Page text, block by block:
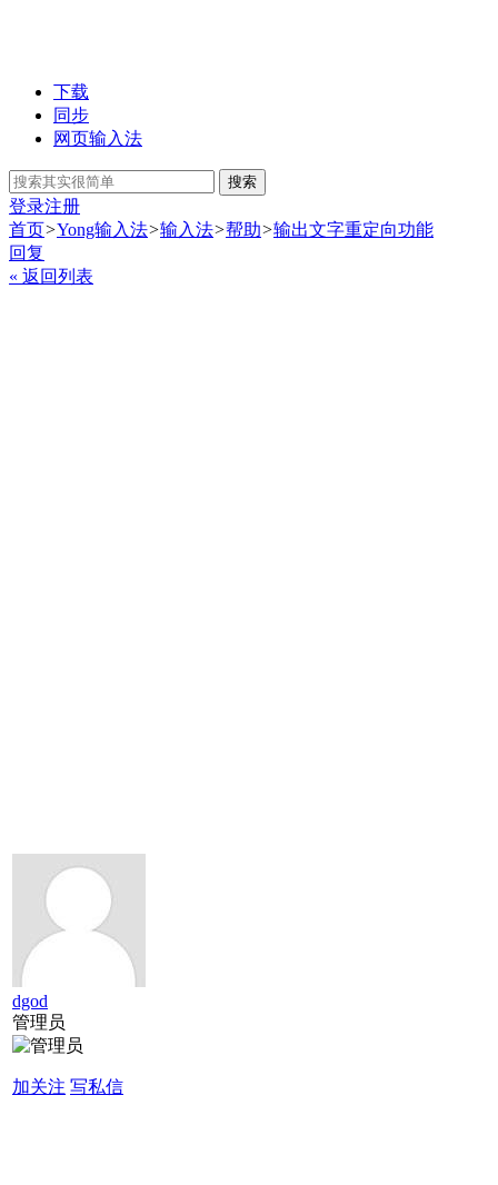
下载
同步
网页输入法
搜索
登录注册
首页>Yong输入法>输入法>帮助>输出文字重定向功能
回复
« 返回列表
dgod
管理员
加关注 写私信